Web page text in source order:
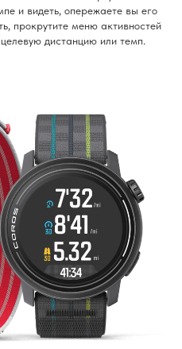
и видеть, опережаете вы его
прокрутите меню активностей
дистанцию ​​или темп.